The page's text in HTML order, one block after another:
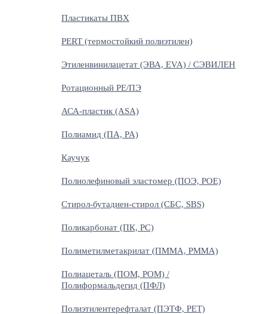
Пластикаты ПВХ
PERT (термостойкий полиэтилен)
Этиленвинилацетат (ЭВА, EVA) / СЭВИЛЕН
Ротационный PE/ПЭ
АСА-пластик (ASA)
Полиамид (ПА, PA)
Каучук
Полиолефиновый эластомер (ПОЭ, POE)
Стирол-бутадиен-стирол (СБС, SBS)
Поликарбонат (ПК, PC)
Полиметилметакрилат (ПММА, PMMA)
Полиацеталь (ПОМ, POM) /
Полиформальдегид (ПФЛ)
Полиэтилентерефталат (ПЭТФ, PET)